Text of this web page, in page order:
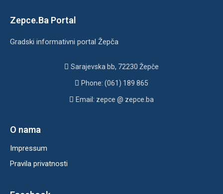
Zepce.Ba Portal
Gradski informativni portal Žepča
Sarajevska bb, 72230 Žepče
Phone: (061) 189 865
Email: zepce @ zepce.ba
O nama
Impressum
Pravila privatnosti